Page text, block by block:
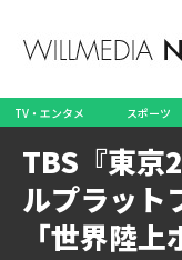
TV・エンタメ スポーツ
TBS『東京
ルプラット
「世界陸